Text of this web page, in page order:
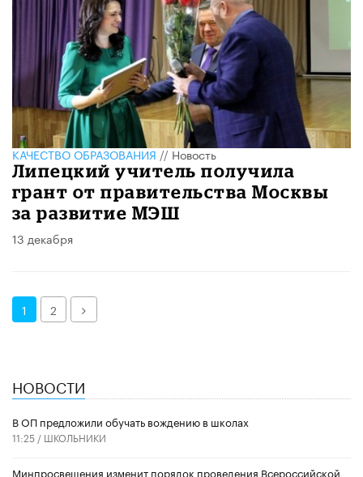
КАЧЕСТВО ОБРАЗОВАНИЯ//Новость
Липецкий учитель получила
грант от правительства Москвы
за развитие МЭШ
13 декабря
1 2 Далее
НОВОСТИ
В ОП предложили обучать вождению в школах
11:25 / ШКОЛЬНИКИ
Минпросвещения изменит порядок проведения Всероссийской